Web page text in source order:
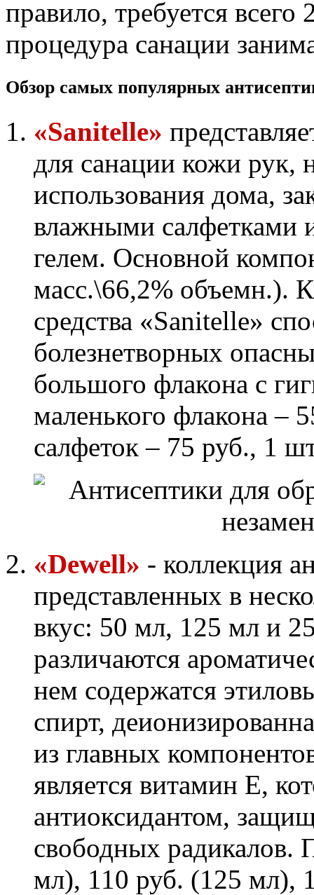
правило, требуется
процедура санации
Обзор самых популярных
«Sanitelle»
для санации кожи рук,
использования дома,
влажными салфетками
гелем. Основной
масс.\66,2% объемн.).
средства «Sanitelle»
болезнетворных
большого флакона с
маленького флакона –
салфеток – 75 руб., 1
«Dewell» - коллекция
представленных в
вкус: 50 мл, 125 мл и
различаются
нем содержатся
спирт,
из главных
является витамин Е,
антиоксидантом,
свободных
мл), 110 руб. (125 мл),